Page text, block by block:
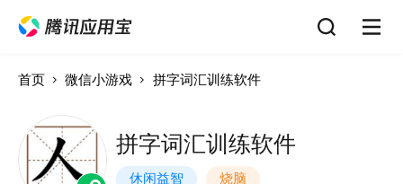
首页 微信小游戏 拼字词汇训练软件
拼字词汇训练软件
休闲益智 烧脑